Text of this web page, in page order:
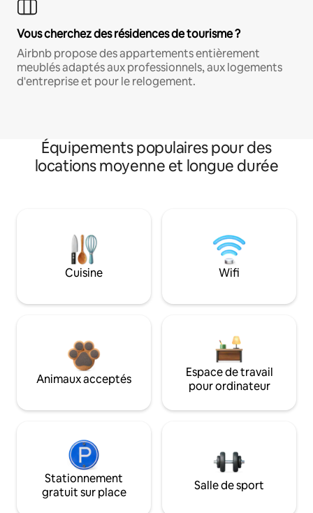
Vous cherchez des résidences de tourisme ?
Airbnb propose des appartements entièrement
meublés adaptés aux professionnels, aux logements
d'entreprise et pour le relogement.
Équipements populaires pour des
locations moyenne et longue durée
Cuisine Wifi
Animaux acceptés
Espace de travail
pour ordinateur
Stationnement
gratuit sur place
Salle de sport